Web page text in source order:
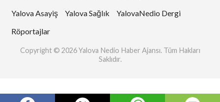
Yalova Asayiş
Yalova Sağlık
YalovaNedio Dergi
Röportajlar
Copyright © 2026 Yalova Nedio Haber Ajansı. Tüm Hakları
Saklıdır.